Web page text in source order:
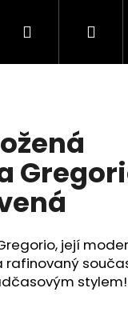
NovinkyHledat
její
stylem!